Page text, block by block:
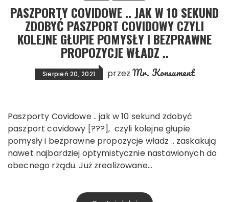
PASZPORTY COVIDOWE .. JAK W 10 SEKUND
ZDOBYĆ PASZPORT COVIDOWY CZYLI
KOLEJNE GŁUPIE POMYSŁY I BEZPRAWNE
PROPOZYCJE WŁADZ ..
Sierpień 20, 2021 przezMr. Konsument
Paszporty Covidowe .. jak w 10 sekund zdobyć
paszport covidowy [???], czyli kolejne głupie
pomysły i bezprawne propozycje władz .. zaskakują
nawet najbardziej optymistycznie nastawionych do
obecnego rządu. Już zrealizowane…